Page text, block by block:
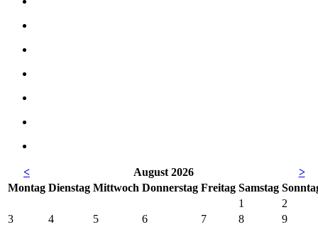
< August 2026
>
Montag Dienstag Mittwoch Donnerstag Freitag Samstag So
1
2
3
4 5 6 7 8
9